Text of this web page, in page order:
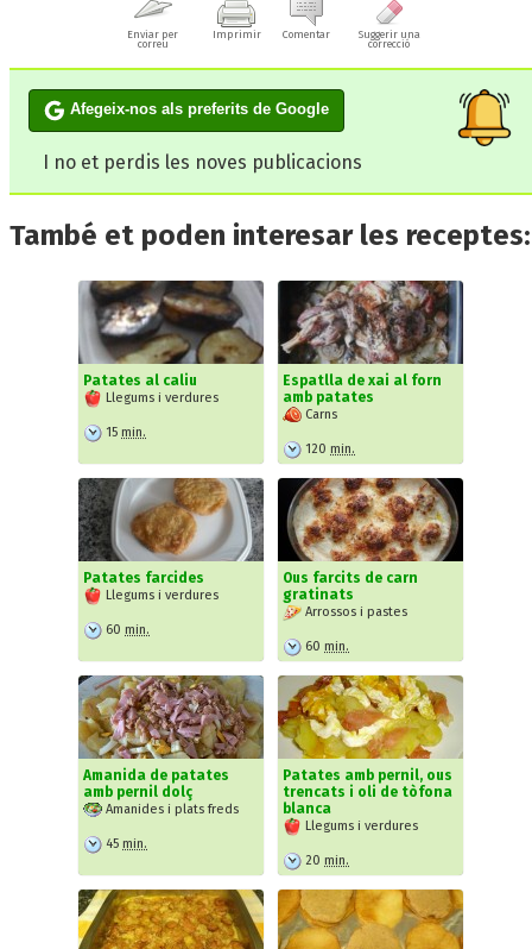
Enviar per
correu
Imprimir Comentar
Suggerir una
correcció
Afegeix-nos als preferits de Google
I no et perdis les noves publicacions
També et poden interesar les receptes:
Patates al caliu
Llegums i verdures
15 min.
Espatlla de xai al forn
amb patates
Carns
120 min.
Patates farcides
Llegums i verdures
60 min.
Ous farcits de carn
gratinats
Arrossos i pastes
60 min.
Amanida de patates
amb pernil dolç
Amanides i plats freds
45 min.
Patates amb pernil, ous
trencats i oli de tòfona
blanca
Llegums i verdures
20 min.